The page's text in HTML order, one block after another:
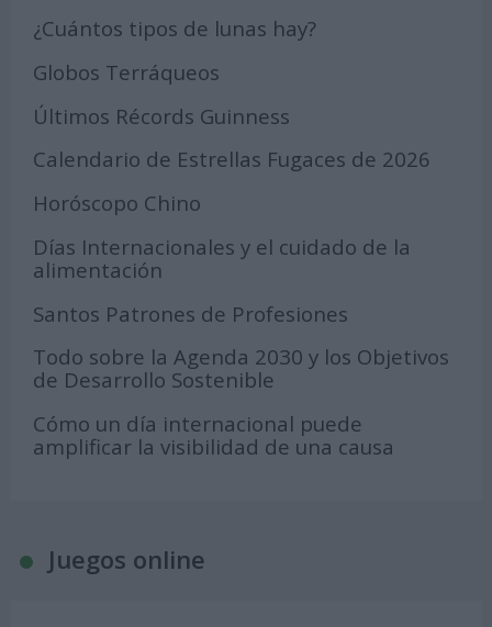
¿Cuántos tipos de lunas hay?
Globos Terráqueos
Últimos Récords Guinness
Calendario de Estrellas Fugaces de 2026
Horóscopo Chino
Días Internacionales y el cuidado de la
alimentación
Santos Patrones de Profesiones
Todo sobre la Agenda 2030 y los Objetivos
de Desarrollo Sostenible
Cómo un día internacional puede
amplificar la visibilidad de una causa
Juegos online